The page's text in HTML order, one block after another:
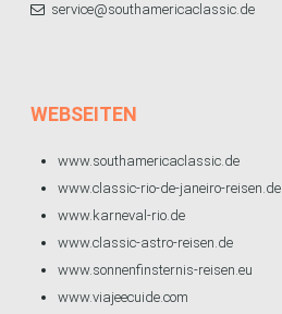
service@southamericaclassic.de
WEBSEITEN
www.southamericaclassic.de
www.classic-rio-de-janeiro-reisen.de
www.karneval-rio.de
www.classic-astro-reisen.de
www.sonnenfinsternis-reisen.eu
www.viajeecuide.com